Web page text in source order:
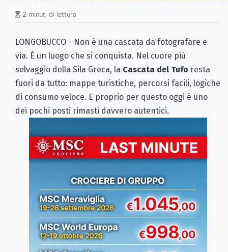
2 minuti di lettura
LONGOBUCCO - Non è una cascata da fotografare e
via. È un luogo che si conquista. Nel cuore più
selvaggio della Sila Greca, la Cascata del Tufo resta
fuori da tutto: mappe turistiche, percorsi facili, logiche
di consumo veloce. E proprio per questo oggi è uno
dei pochi posti rimasti davvero autentici.